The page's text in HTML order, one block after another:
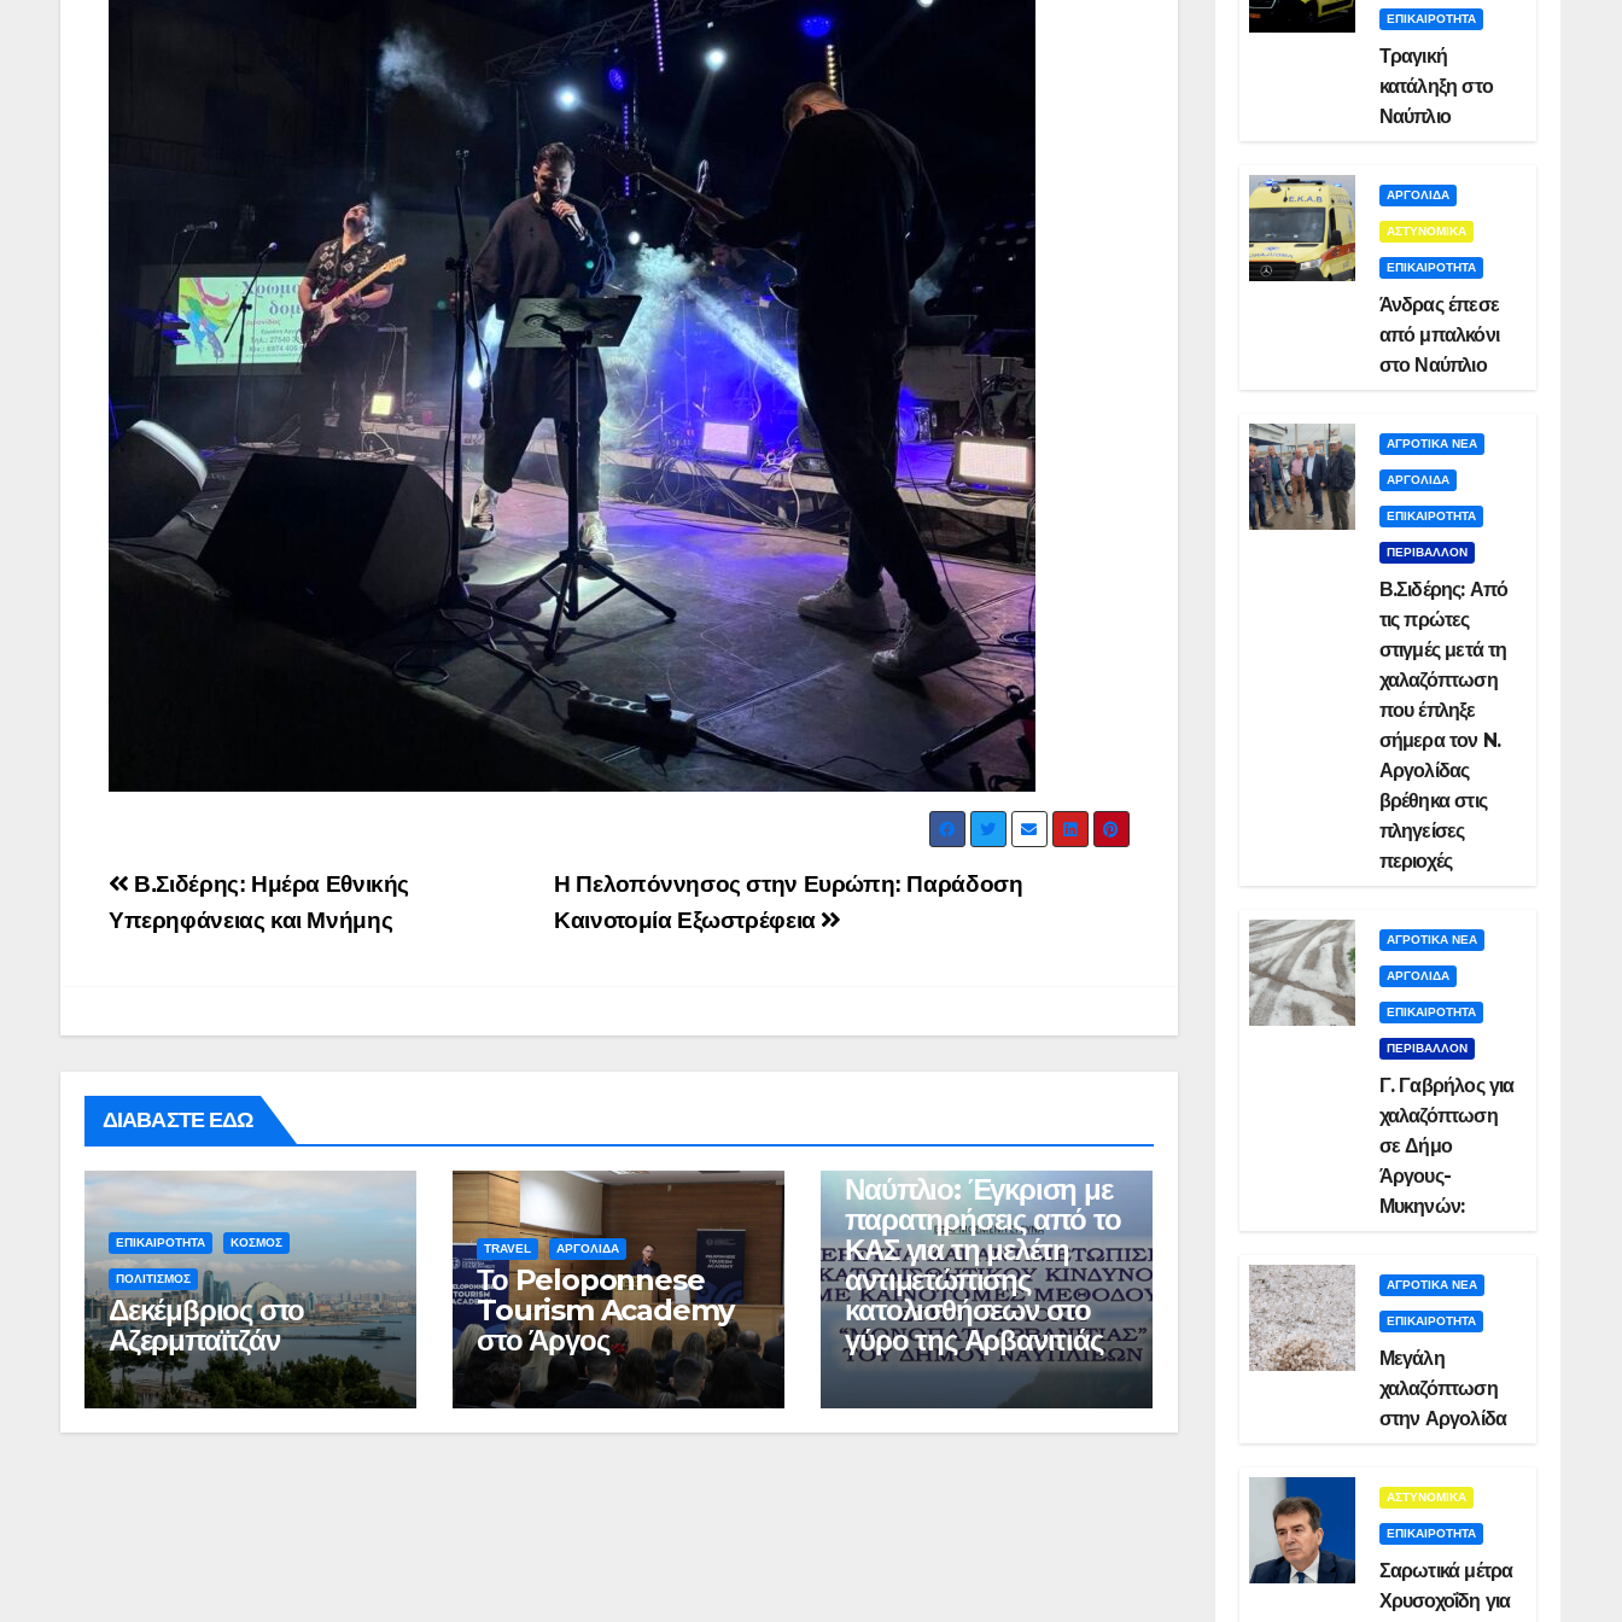
Post
navigation
Η Πελοπόννησος στην Ευρώπη: Παράδοση
Καινοτομία Εξωστρέφεια
Β.Σιδέρης: Ημέρα Εθνικής
Υπερηφάνειας και Μνήμης
ΔΙΑΒΑΣΤΕ ΕΔΩ
ΕΠΙΚΑΙΡΟΤΗΤΑ ΚΟΣΜΟΣ
ΠΟΛΙΤΙΣΜΟΣ
Δεκέμβριος στο
Αζερμπαϊτζάν
TRAVEL ΑΡΓΟΛΙΔΑ
Το Peloponnese
Tourism Academy
στο Άργος
Ναύπλιο: Έγκριση με
παρατηρήσεις από το
ΚΑΣ για τη μελέτη
αντιμετώπισης
κατολισθήσεων στο
γύρο της Αρβανιτιάς
ΕΠΙΚΑΙΡΟΤΗΤΑ
Τραγική
κατάληξη στο
Ναύπλιο
ΑΡΓΟΛΙΔΑ
ΑΣΤΥΝΟΜΙΚΑ
ΕΠΙΚΑΙΡΟΤΗΤΑ
Άνδρας έπεσε
από μπαλκόνι
στο Ναύπλιο
ΑΓΡΟΤΙΚΑ ΝΕΑ
ΑΡΓΟΛΙΔΑ
ΕΠΙΚΑΙΡΟΤΗΤΑ
ΠΕΡΙΒΑΛΛΟΝ
Β.Σιδέρης: Από
τις πρώτες
στιγμές μετά τη
χαλαζόπτωση
που έπληξε
σήμερα τον N.
Αργολίδας
βρέθηκα στις
πληγείσες
περιοχές
ΑΓΡΟΤΙΚΑ ΝΕΑ
ΑΡΓΟΛΙΔΑ
ΕΠΙΚΑΙΡΟΤΗΤΑ
ΠΕΡΙΒΑΛΛΟΝ
Γ. Γαβρήλος για
χαλαζόπτωση
σε Δήμο
Άργους-
Μυκηνών:
ΑΓΡΟΤΙΚΑ ΝΕΑ
ΕΠΙΚΑΙΡΟΤΗΤΑ
Μεγάλη
χαλαζόπτωση
στην Αργολίδα
ΑΣΤΥΝΟΜΙΚΑ
ΕΠΙΚΑΙΡΟΤΗΤΑ
Σαρωτικά μέτρα
Χρυσοχοΐδη για